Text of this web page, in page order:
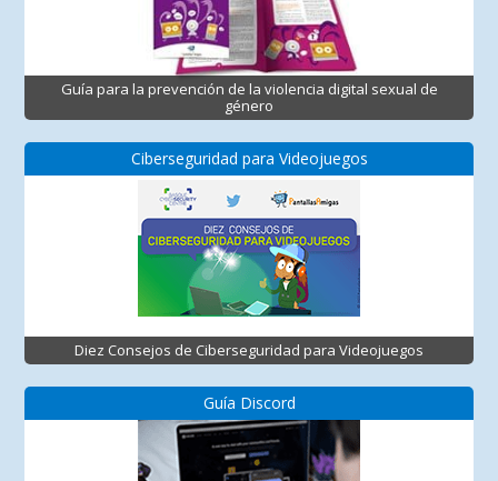
Guía para la prevención de la violencia digital sexual de
género
Ciberseguridad para Videojuegos
Diez Consejos de Ciberseguridad para Videojuegos
Guía Discord